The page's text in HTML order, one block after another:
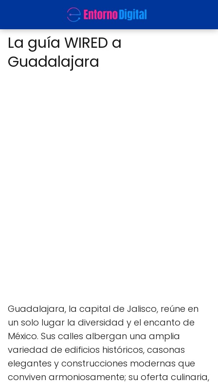
La guía WIRED a
Guadalajara
Guadalajara, la capital de Jalisco, reúne en
un solo lugar la diversidad y el encanto de
México. Sus calles albergan una amplia
variedad de edificios históricos, casonas
elegantes y construcciones modernas que
conviven armoniosamente; su oferta culinaria,